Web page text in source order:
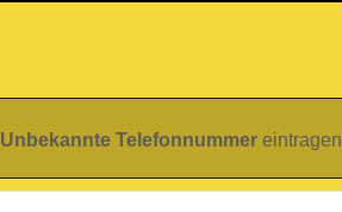
Unbekannte Telefonnummer eintragen